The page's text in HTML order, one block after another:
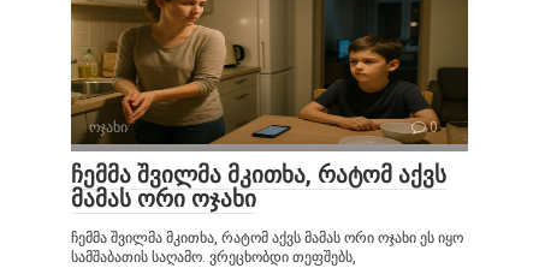
ოჯახი 0
ჩემმა შვილმა მკითხა, რატომ აქვს
მამას ორი ოჯახი
ჩემმა შვილმა მკითხა, რატომ აქვს მამას ორი ოჯახი ეს იყო
სამშაბათის საღამო. ვრეცხობდი თეფშებს,